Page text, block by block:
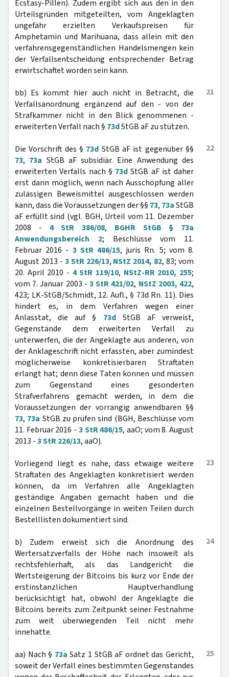
Ecstasy-Pillen). Zudem ergibt sich aus den in den
Urteilsgründen mitgeteilten, vom Angeklagten
ungefähr erzielten Verkaufspreisen für
Amphetamin und Marihuana, dass allein mit den
verfahrensgegenständlichen Handelsmengen kein
der Verfallsentscheidung entsprechender Betrag
erwirtschaftet worden sein kann.
21
bb) Es kommt hier auch nicht in Betracht, die
Verfallsanordnung ergänzend auf den - von der
Strafkammer nicht in den Blick genommenen -
erweiterten Verfall nach § 73dStGB aF zu stützen.
22
Die Vorschrift des § 73d StGB aF ist gegenüber §§
73, 73a StGB aF subsidiär. Eine Anwendung des
erweiterten Verfalls nach § 73d StGB aF ist daher
erst dann möglich, wenn nach Ausschöpfung aller
zulässigen Beweismittel ausgeschlossen werden
kann, dass die Voraussetzungen der §§ 73, 73aStGB
aF erfüllt sind (vgl. BGH, Urteil vom 11. Dezember
2008 - 4 StR 386/08, BGHR StGB § 73a
Anwendungsbereich 2; Beschlüsse vom 11.
Februar 2016 - 3 StR 486/15, juris Rn. 5; vom 8.
August 2013 - 3 StR 226/13, NStZ 2014, 82, 83; vom
20. April 2010 - 4 StR 119/10, NStZ-RR 2010, 255;
vom 7. Januar 2003 - 3 StR 421/02, NStZ 2003, 422,
423; LK-StGB/Schmidt, 12. Aufl., § 73d Rn. 11). Dies
hindert es, in dem Verfahren wegen einer
Anlasstat, die auf § 73dStGB aF verweist,
Gegenstände dem erweiterten Verfall zu
unterwerfen, die der Angeklagte aus anderen, von
der Anklageschrift nicht erfassten, aber zumindest
möglicherweise konkretisierbaren Straftaten
erlangt hat; denn diese Taten können und müssen
zum Gegenstand eines gesonderten
Strafverfahrens gemacht werden, in dem die
Voraussetzungen der vorrangig anwendbaren §§
73, 73a StGB zu prüfen sind (BGH, Beschlüsse vom
11. Februar 2016 - 3 StR 486/15, aaO; vom 8. August
2013 -3 StR 226/13, aaO).
23
Vorliegend liegt es nahe, dass etwaige weitere
Straftaten des Angeklagten konkretisiert werden
können, da im Verfahren alle Angeklagten
geständige Angaben gemacht haben und die
einzelnen Bestellvorgänge in weiten Teilen durch
Bestelllisten dokumentiert sind.
24
b) Zudem erweist sich die Anordnung des
Wertersatzverfalls der Höhe nach insoweit als
rechtsfehlerhaft, als das Landgericht die
Wertsteigerung der Bitcoins bis kurz vor Ende der
erstinstanzlichen Hauptverhandlung
berücksichtigt hat, obwohl der Angeklagte die
Bitcoins bereits zum Zeitpunkt seiner Festnahme
zum weit überwiegenden Teil nicht mehr
innehatte.
25
aa) Nach § 73a Satz 1 StGB aF ordnet das Gericht,
soweit der Verfall eines bestimmten Gegenstandes